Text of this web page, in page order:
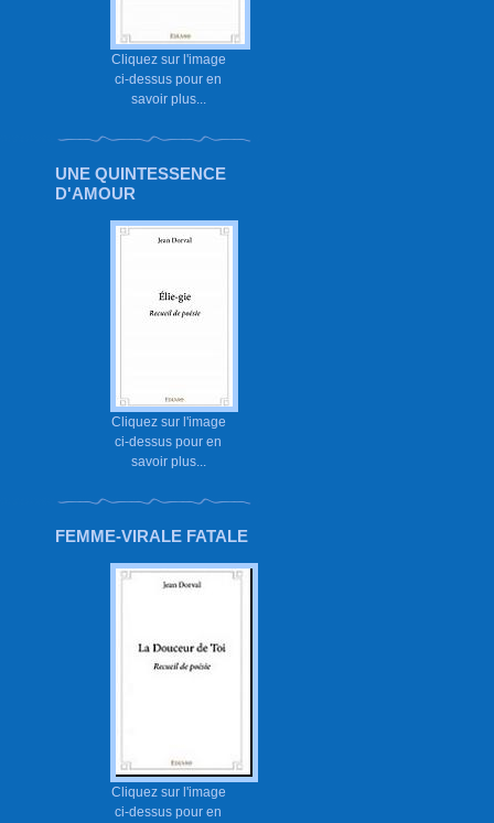
Cliquez sur l'image
ci-dessus pour en
savoir plus...
UNE QUINTESSENCE
D'AMOUR
Cliquez sur l'image
ci-dessus pour en
savoir plus...
FEMME-VIRALE FATALE
Cliquez sur l'image
ci-dessus pour en